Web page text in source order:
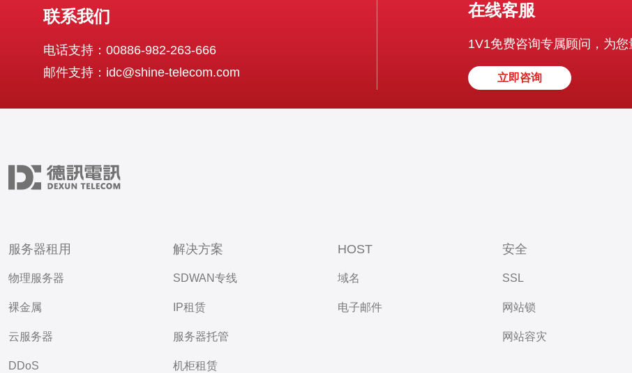
联系我们
电话支持：00886-982-263-666
邮件支持：idc@shine-telecom.com
在线客服
1V1免费咨询专属顾问，为
立即咨询
服务器租用
物理服务器
裸金属
云服务器
DDoS
解决方案
SDWAN专线
IP租赁
服务器托管
机柜租赁
HOST
域名
电子邮件
安全
SSL
网站锁
网站容灾